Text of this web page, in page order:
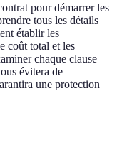
pour démarrer les
tous les détails
établir les
coût total et les
chaque clause
évitera de
une protection